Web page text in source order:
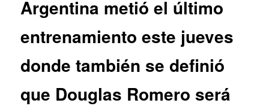
Argentina metió el último
entrenamiento este jueves
donde también se definió
que Douglas Romero será